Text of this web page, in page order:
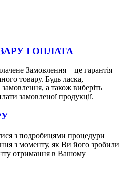
І ОПЛАТА
Замовлення – це гарантія
товару. Будь ласка,
а також виберіть
замовленої продукції.
з подробицями процедури
з моменту, як Ви його зробили
отримання в Вашому